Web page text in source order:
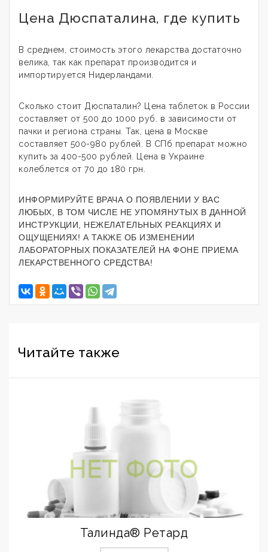
Цена Дюспаталина, где купить
В среднем, стоимость этого лекарства достаточно
велика, так как препарат производится и
импортируется Нидерландами.
Сколько стоит Дюспаталин? Цена таблеток в России
составляет от 500 до 1000 руб. в зависимости от
пачки и региона страны. Так, цена в Москве
составляет 500-980 рублей. В СПб препарат можно
купить за 400-500 рублей. Цена в Украине
колеблется от 70 до 180 грн.
ИНФОРМИРУЙТЕ ВРАЧА О ПОЯВЛЕНИИ У ВАС
ЛЮБЫХ, В ТОМ ЧИСЛЕ НЕ УПОМЯНУТЫХ В ДАННОЙ
ИНСТРУКЦИИ, НЕЖЕЛАТЕЛЬНЫХ РЕАКЦИЯХ И
ОЩУЩЕНИЯХ! А ТАКЖЕ ОБ ИЗМЕНЕНИИ
ЛАБОРАТОРНЫХ ПОКАЗАТЕЛЕЙ НА ФОНЕ ПРИЕМА
ЛЕКАРСТВЕННОГО СРЕДСТВА!
Читайте также
Талинда® Ретард